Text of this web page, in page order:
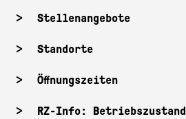
Stellenangebote
Standorte
Öffnungszeiten
RZ-Info: Betriebszustand